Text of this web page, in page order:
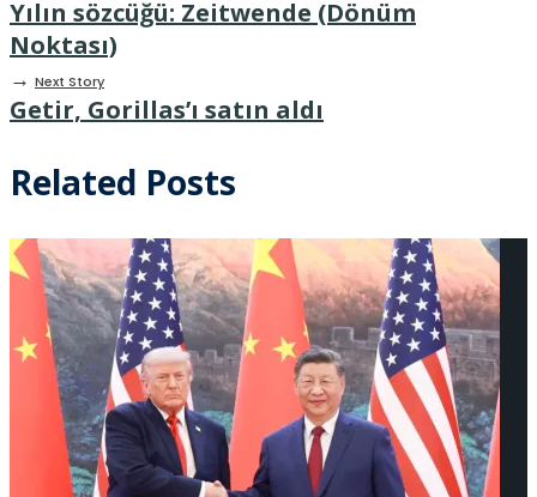
Yılın sözcüğü: Zeitwende (Dönüm
Noktası)
→ Next Story
Getir, Gorillas’ı satın aldı
Related Posts